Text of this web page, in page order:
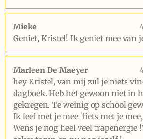
Mieke
Geniet, Kristel! Ik geniet mee van
Marleen De Maeyer
hey Kristel, van mij zul je niets
dagboek. Heb het gewoon niet in
gekregen. Te weinig op school
Ik leef met je mee, fiets met je
Wens je nog heel veel trapenergie